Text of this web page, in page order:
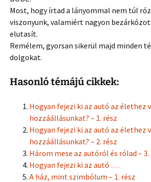
Most, hogy írtad a lányommal nem túl
viszonyunk, valamiért nagyon
elutasít.
Remélem, gyorsan sikerül majd minden
dolgokat.
Hasonló témájú cikkek:
Hogyan fejezi ki az autó az élethez
hozzáállásunkat? – 1. rész
Hogyan fejezi ki az autó az élethez
hozzáállásunkat? – 2. rész
Három mese az autóról és rólad – 3.
Hogyan fejezi ki az autó …
A ház, mint szimbólum – 1. rész